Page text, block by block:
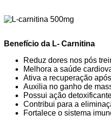
Benefício da L- Carnitina
Reduz dores nos pós
Melhora a saúde
Ativa a recuperação
Auxilia no ganho de
Possui ação
Contribui para a
Fortalece o sistema